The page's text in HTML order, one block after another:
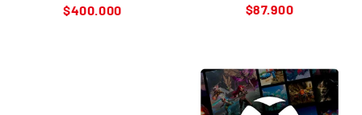
Precio
$400.000
Precio
$87.900